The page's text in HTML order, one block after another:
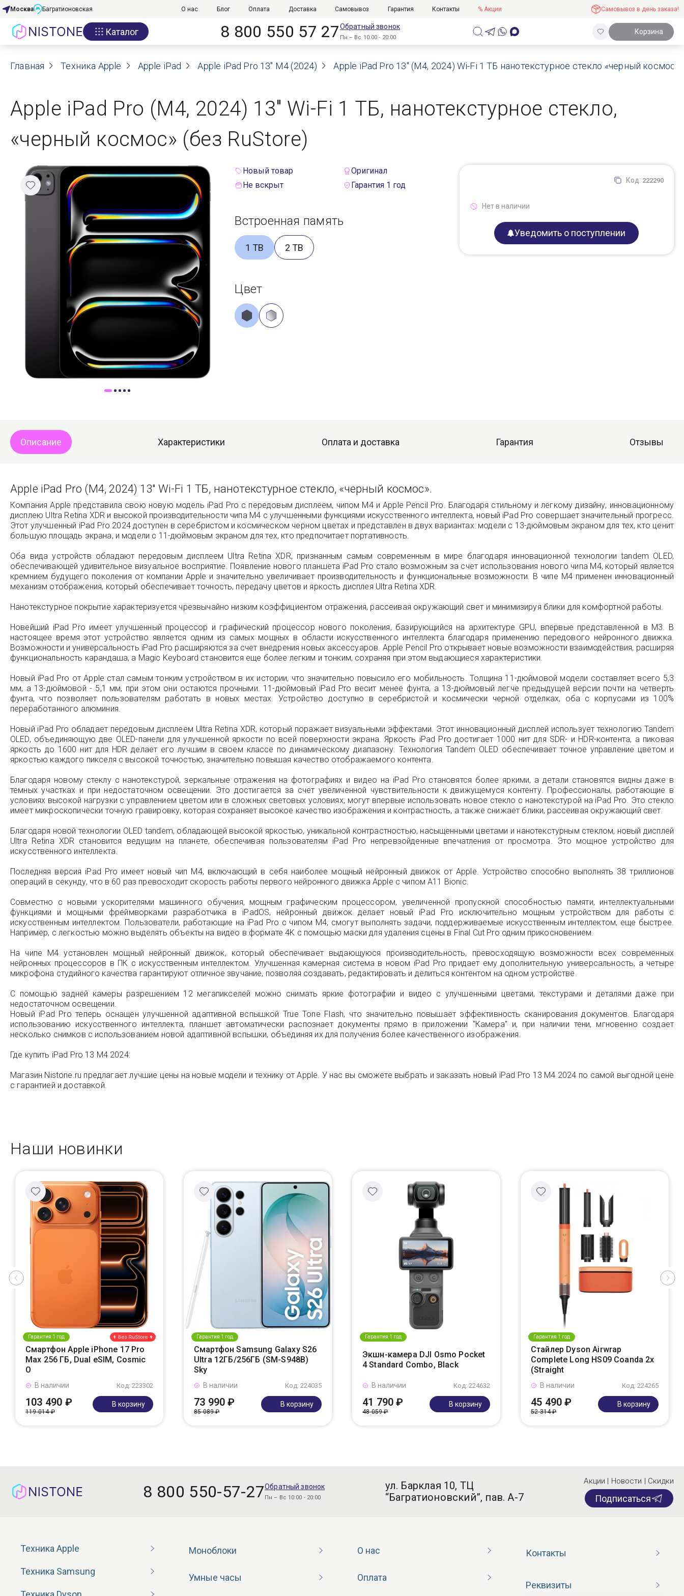
Акции
О нас
Реквизиты
Контакты
Гарантия
Оплата
Доставка
Trade-In
Москва Багратионовская О нас Блог Оплата Доставка Самовывоз Гарантия Контакты % Акции Самовывоз в день заказа!
Каталог 8 800 550 57 27Обратный звонок
Пн – Вс 10:00 - 20:00
Корзина
Главная Техника Apple Apple iPad Apple iPad Pro 13" M4 (2024) Apple iPad Pro 13" (M4, 2024) Wi-Fi 1 TБ нанотекстурное стекло «черный космос»
Apple iPad Pro (M4, 2024) 13" Wi-Fi 1 ТБ, нанотекстурное стекло,
«черный космос» (без RuStore)
Новый товар
Оригинал
Не вскрыт
Гарантия 1 год
Встроенная память
1 TB 2 TB
Цвет
Код: 222290
Нет в наличии
Уведомить о поступлении
Описание Характеристики Оплата и доставка Гарантия Отзывы
Apple iPad Pro (M4, 2024) 13" Wi-Fi 1 ТБ, нанотекстурное стекло, «черный космос».
Компания Apple представила свою новую модель iPad Pro с передовым дисплеем, чипом M4 и Apple Pencil Pro. Благодаря стильному и легкому дизайну, инновационному
дисплею Ultra Retina XDR и высокой производительности чипа M4 с улучшенными функциями искусственного интеллекта, новый iPad Pro совершает значительный прогресс.
Этот улучшенный iPad Pro 2024 доступен в серебристом и космическом черном цветах и представлен в двух вариантах: модели с 13-дюймовым экраном для тех, кто ценит
большую площадь экрана, и модели с 11-дюймовым экраном для тех, кто предпочитает портативность.
Оба вида устройств обладают передовым дисплеем Ultra Retina XDR, признанным самым современным в мире благодаря инновационной технологии tandem OLED,
обеспечивающей удивительное визуальное восприятие. Появление нового планшета iPad Pro стало возможным за счет использования нового чипа M4, который является
кремнием будущего поколения от компании Apple и значительно увеличивает производительность и функциональные возможности. В чипе M4 применен инновационный
механизм отображения, который обеспечивает точность, передачу цветов и яркость дисплея Ultra Retina XDR.
Нанотекстурное покрытие характеризуется чрезвычайно низким коэффициентом отражения, рассеивая окружающий свет и минимизируя блики для комфортной работы.
Новейший iPad Pro имеет улучшенный процессор и графический процессор нового поколения, базирующийся на архитектуре GPU, впервые представленной в M3. В
настоящее время этот устройство является одним из самых мощных в области искусственного интеллекта благодаря применению передового нейронного движка.
Возможности и универсальность iPad Pro расширяются за счет внедрения новых аксессуаров. Apple Pencil Pro открывает новые возможности взаимодействия, расширяя
функциональность карандаша, а Magic Keyboard становится еще более легким и тонким, сохраняя при этом выдающиеся характеристики.
Новый iPad Pro от Apple стал самым тонким устройством в их истории, что значительно повысило его мобильность. Толщина 11-дюймовой модели составляет всего 5,3
мм, а 13-дюймовой - 5,1 мм, при этом они остаются прочными. 11-дюймовый iPad Pro весит менее фунта, а 13-дюймовый легче предыдущей версии почти на четверть
фунта, что позволяет пользователям работать в новых местах. Устройство доступно в серебристой и космически черной отделках, оба с корпусами из 100%
переработанного алюминия.
Новый iPad Pro обладает передовым дисплеем Ultra Retina XDR, который поражает визуальными эффектами. Этот инновационный дисплей использует технологию Tandem
OLED, объединяющую две OLED-панели для улучшенной яркости по всей поверхности экрана. Яркость iPad Pro достигает 1000 нит для SDR- и HDR-контента, а пиковая
яркость до 1600 нит для HDR делает его лучшим в своем классе по динамическому диапазону. Технология Tandem OLED обеспечивает точное управление цветом и
яркостью каждого пикселя с высокой точностью, значительно повышая качество отображаемого контента.
Благодаря новому стеклу с нанотекстурой, зеркальные отражения на фотографиях и видео на iPad Pro становятся более яркими, а детали становятся видны даже в
темных участках и при недостаточном освещении. Это достигается за счет увеличенной чувствительности к движущемуся контенту. Профессионалы, работающие в
условиях высокой нагрузки с управлением цветом или в сложных световых условиях, могут впервые использовать новое стекло с нанотекстурой на iPad Pro. Это стекло
имеет микроскопически точную гравировку, которая сохраняет высокое качество изображения и контрастность, а также снижает блики, рассеивая окружающий свет.
Благодаря новой технологии OLED tandem, обладающей высокой яркостью, уникальной контрастностью, насыщенными цветами и нанотекстурным стеклом, новый дисплей
Ultra Retina XDR становится ведущим на планете, обеспечивая пользователям iPad Pro непревзойденные впечатления от просмотра. Это мощное устройство для
искусственного интеллекта.
Последняя версия iPad Pro имеет новый чип M4, включающий в себя наиболее мощный нейронный движок от Apple. Устройство способно выполнять 38 триллионов
операций в секунду, что в 60 раз превосходит скорость работы первого нейронного движка Apple с чипом A11 Bionic.
Совместно с новыми ускорителями машинного обучения, мощным графическим процессором, увеличенной пропускной способностью памяти, интеллектуальными
функциями и мощными фреймворками разработчика в iPadOS, нейронный движок делает новый iPad Pro исключительно мощным устройством для работы с
искусственным интеллектом. Пользователи, работающие на iPad Pro с чипом M4, смогут выполнять задачи, поддерживаемые искусственным интеллектом, еще быстрее.
Например, с легкостью можно выделять объекты на видео в формате 4K с помощью маски для удаления сцены в Final Cut Pro одним прикосновением.
На чипе M4 установлен мощный нейронный движок, который обеспечивает выдающуюся производительность, превосходящую возможности всех современных
нейронных процессоров в ПК с искусственным интеллектом. Улучшенная камерная система в новом iPad Pro придает ему дополнительную универсальность, а четыре
микрофона студийного качества гарантируют отличное звучание, позволяя создавать, редактировать и делиться контентом на одном устройстве.
С помощью задней камеры разрешением 12 мегапикселей можно снимать яркие фотографии и видео с улучшенными цветами, текстурами и деталями даже при
недостаточном освещении.
Новый iPad Pro теперь оснащен улучшенной адаптивной вспышкой True Tone Flash, что значительно повышает эффективность сканирования документов. Благодаря
использованию искусственного интеллекта, планшет автоматически распознает документы прямо в приложении "Камера" и, при наличии тени, мгновенно создает
несколько снимков с использованием новой адаптивной вспышки, объединяя их для получения более качественного изображения.
Где купить iPad Pro 13 M4 2024:
Магазин Nistone.ru предлагает лучшие цены на новые модели и технику от Apple. У нас вы сможете выбрать и заказать новый iPad Pro 13 M4 2024 по самой выгодной цене
с гарантией и доставкой.
Наши новинки
Гарантия 1 год
Смартфон Apple iPhone 17 Pro
Max 256 ГБ, Dual eSIM, Cosmic
O
Код: 223302
В наличии
103 490 ₽
119 014 ₽
В корзину
Гарантия 1 год
Смартфон Samsung Galaxy S26
Ultra 12ГБ/256ГБ (SM-S948B)
Sky
Код: 224035
В наличии
73 990 ₽
85 089 ₽
В корзину
Гарантия 1 год
Экшн-камера DJI Osmo Pocket
4 Standard Combo, Black
Код: 224632
В наличии
41 790 ₽
48 059 ₽
В корзину
Гарантия 1 год
Стайлер Dyson Airwrap
Complete Long HS09 Coanda 2x
(Straight
Код: 224265
В наличии
45 490 ₽
52 314 ₽
В корзину
8 800 550-57-27Обратный звонок
Пн – Вс 10:00 - 20:00
ул. Барклая 10, ТЦ
“Багратионовский”, пав. А-7
Акции | Новости | Скидки
Подписаться
Техника Apple
Техника Samsung
Моноблоки
Умные часы
О нас
Оплата
Контакты
Реквизиты